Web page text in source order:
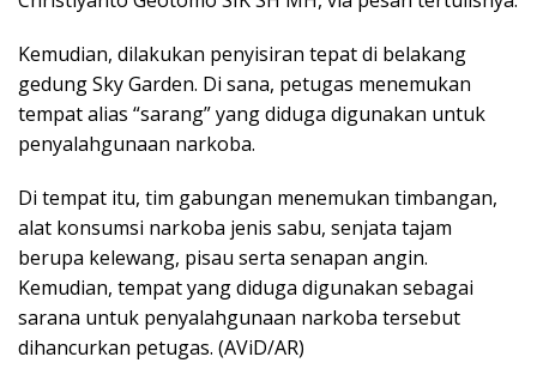
Kemudian, dilakukan penyisiran tepat di belakang
gedung Sky Garden. Di sana, petugas menemukan
tempat alias “sarang” yang diduga digunakan untuk
penyalahgunaan narkoba.
Di tempat itu, tim gabungan menemukan timbangan,
alat konsumsi narkoba jenis sabu, senjata tajam
berupa kelewang, pisau serta senapan angin.
Kemudian, tempat yang diduga digunakan sebagai
sarana untuk penyalahgunaan narkoba tersebut
dihancurkan petugas. (AViD/AR)